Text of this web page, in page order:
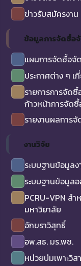
ข่าวรับสมัครงาน
ข้อมูลการจัดซื้อ
แผนการจัดซื้อจั
ประกาศต่าง ๆ
รายการการจัด
ก้าวหน้าการจัด
รายงานผลการ
งานวิจัย
ระบบฐานข้อมูล
ระบบฐานข้อมูล
PCRU-VPN ส
มหาวิยาลัย
อักขราวิสุทธิ์
อพ.สธ. มร.พช.
หน่วยบ่มเพาะวิส